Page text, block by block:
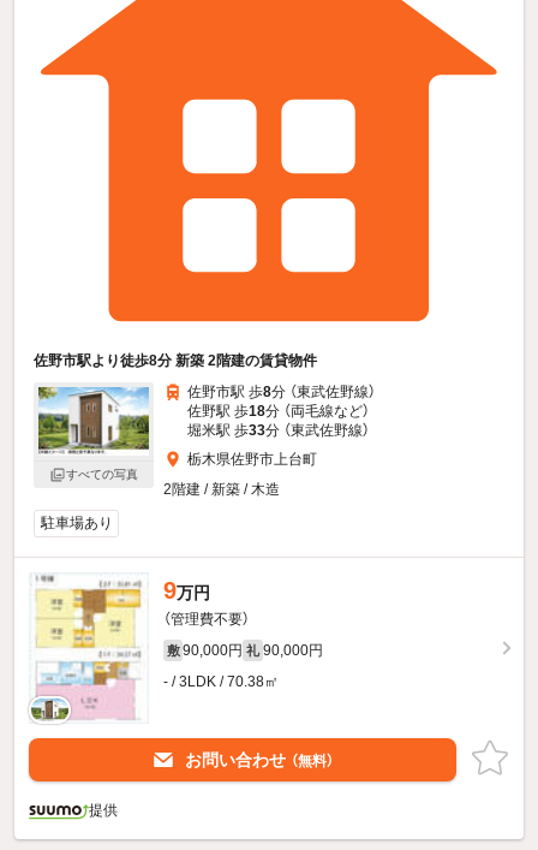
佐野市駅より徒歩8分 新築 2階建の賃貸物件
すべての写真
佐野市駅 歩8分 （東武佐野線）
佐野駅 歩18分 （両毛線など）
堀米駅 歩33分 （東武佐野線）
栃木県佐野市上台町
2階建 / 新築 / 木造
駐車場あり
9万円
（管理費不要）
敷 90,000円 礼 90,000円
- / 3LDK / 70.38㎡
お問い合わせ （無料）
提供